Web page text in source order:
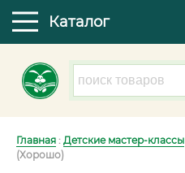
Каталог
Главная : Детские мастер-классы
(Хорошо)